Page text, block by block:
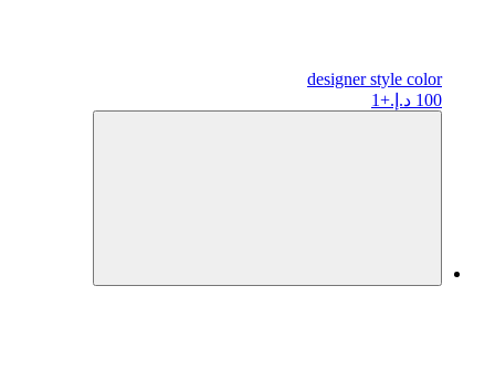
designerstyle color
100 د.إ.
+1